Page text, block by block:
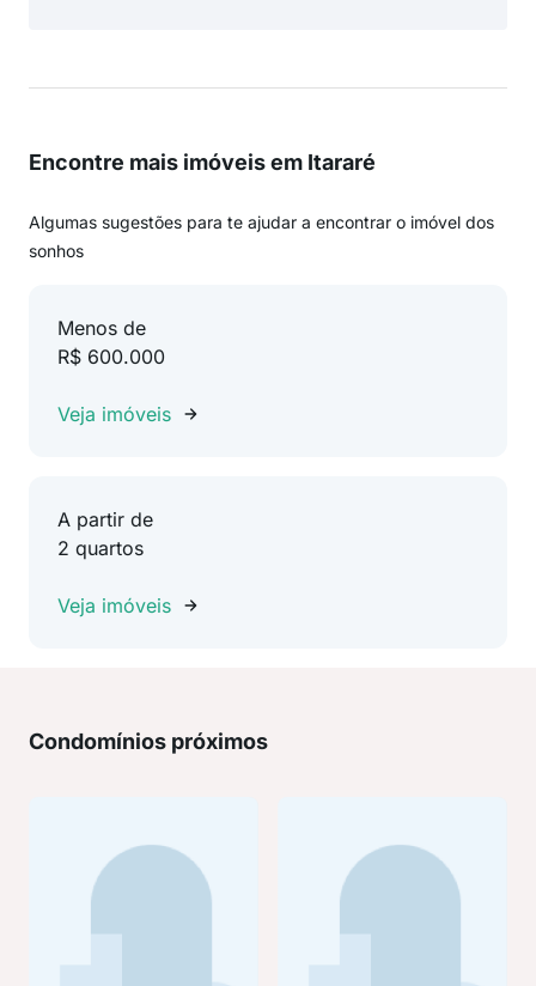
Encontre mais imóveis em Itararé
Algumas sugestões para te ajudar a encontrar o imóvel dos
sonhos
Menos de
R$ 600.000
Veja imóveis
A partir de
2 quartos
Veja imóveis
Condomínios próximos